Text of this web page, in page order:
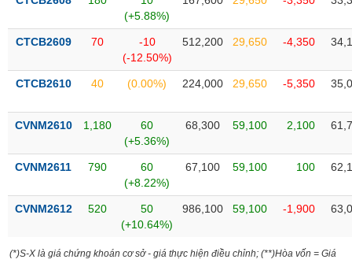
(+5.88%)
CTCB2609 70
-10
(-12.50%)
512,200 29,650 -4,350
CTCB2610 40 (0.00%) 224,000 29,650 -5,350
CVNM2610 1,180
60
(+5.36%)
68,300 59,100 2,100
CVNM2611 790
60
(+8.22%)
67,100 59,100 100
CVNM2612 520
50
(+10.64%)
986,100 59,100 -1,900
(*)S-X là giá chứng khoán cơ sở - giá thực hiện điều chỉnh; (**)Hòa vốn = Giá
tạo
Công